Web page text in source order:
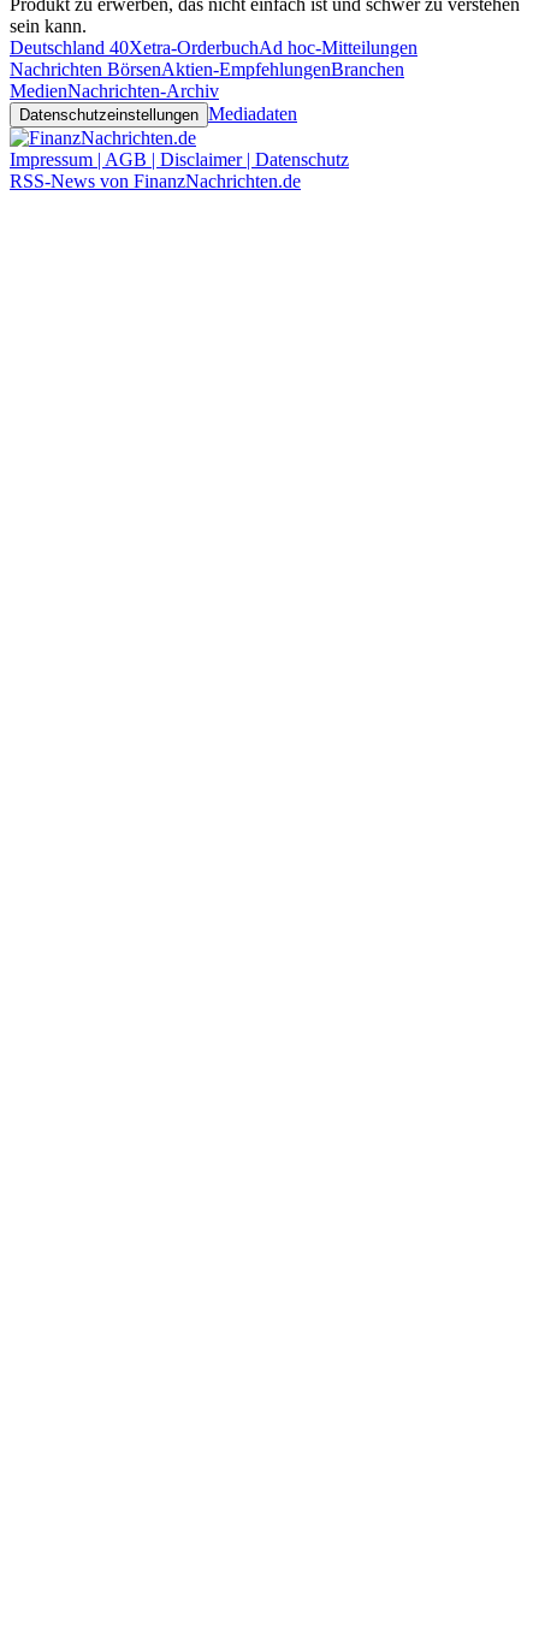
Produkt zu erwerben, das nicht einfach ist und schwer zu verstehen
sein kann.
Deutschland 40Xetra-OrderbuchAd hoc-Mitteilungen
Nachrichten BörsenAktien-EmpfehlungenBranchen
MedienNachrichten-Archiv
Datenschutzeinstellungen Mediadaten
Impressum | AGB | Disclaimer | Datenschutz
RSS-News von FinanzNachrichten.de